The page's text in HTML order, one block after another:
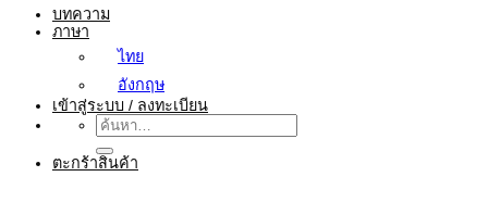
บทความ
ภาษา
ไทย
อังกฤษ
เข้าสู่ระบบ / ลงทะเบียน
ค้นหา:
ตะกร้าสินค้า